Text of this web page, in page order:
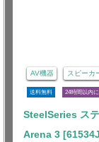
AV機器 スピーカ
送料無料 24時間以内
SteelSeries ス
Arena 3